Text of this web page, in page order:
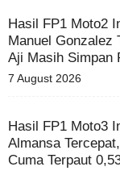
Hasil FP1 Moto2
Manuel Gonzalez
Aji Masih Simpan
7 August 2026
Hasil FP1 Moto3
Almansa
Cuma Terpaut